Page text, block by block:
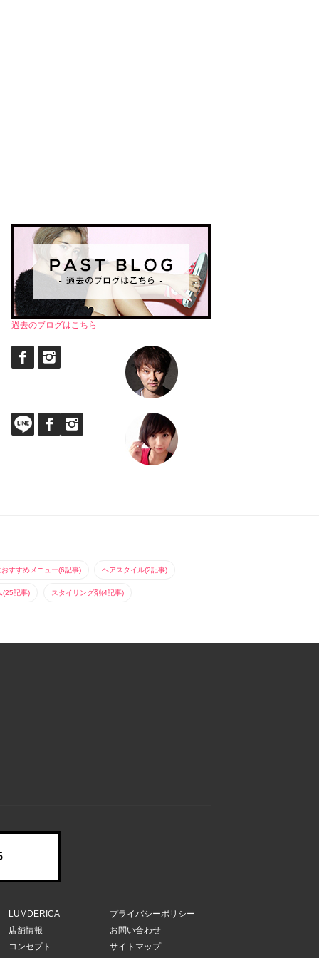
過去のブログはこちら
すすめメニュー(6記事) ヘアスタイル(2記事)
(25記事) スタイリング剤(4記事)
LUMDERICA
店舗情報
コンセプト
プライバシーポリシー
お問い合わせ
サイトマップ